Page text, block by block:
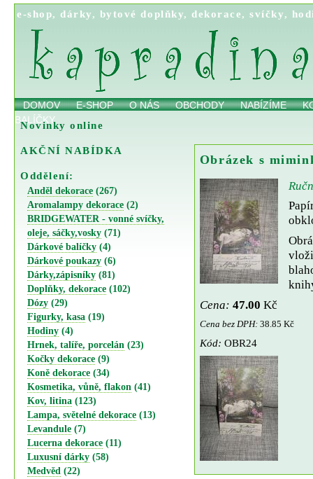
e-shop,dárky, bytové doplňky,dekorace,svíčky,
DOMOV E-SHOP O NÁS OBCHODY NABÍZÍME
BALÍČKY
Novinky online
AKČNÍ NABÍDKA
Oddělení:
Anděl dekorace (267)
Aromalampy dekorace (2)
BRIDGEWATER - vonné svíčky,
oleje, sáčky,vosky (71)
Dárkové balíčky (4)
Dárkové poukazy (6)
Dárky,zápisníky (81)
Doplňky, dekorace (102)
Dózy (29)
Figurky, kasa (19)
Hodiny (4)
Hrnek, talíře, porcelán (23)
Kočky dekorace (9)
Koně dekorace (34)
Kosmetika, vůně, flakon (41)
Kov, litina (123)
Lampa, světelné dekorace (13)
Levandule (7)
Lucerna dekorace (11)
Luxusní dárky (58)
Medvěd (22)
Obrázek s
Cena: 47.00 Kč
Cena bez DPH:38.85 Kč
Kód: OBR24